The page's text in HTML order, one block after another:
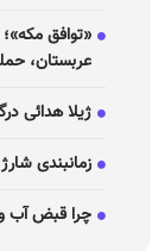
«توافق
عربستان،
ژیلا هدائی
زمانبندی
چرا قبض آب و برق